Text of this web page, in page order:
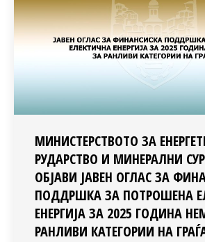
МИНИСТЕРСТВОТО ЗА
РУДАРСТВО И МИНЕРАЛНИ
ОБЈАВИ ЈАВЕН ОГЛАС ЗА
ПОДДРШКА ЗА ПОТРОШЕНА
ЕНЕРГИЈА ЗА 2025 ГОДИНА
РАНЛИВИ КАТЕГОРИИ НА